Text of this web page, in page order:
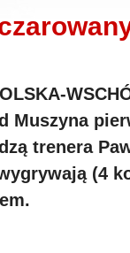
Muszyna
trenera
(4